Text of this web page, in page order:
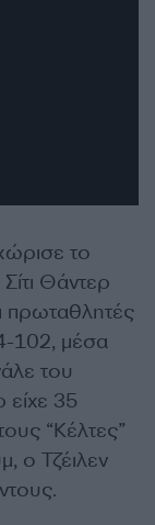
το
Θάντερ
πρωταθλητές
102, μέσα
του
είχε 35
“Κέλτες”
ο Τζέιλεν